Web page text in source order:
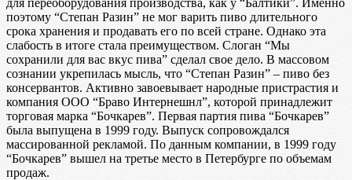
поэтому “Степан Разин” не мог варить пиво длительного
срока хранения и продавать его по всей стране. Однако эта
слабость в итоге стала преимуществом. Слоган “Мы
сохранили для вас вкус пива” сделал свое дело. В массовом
сознании укрепилась мысль, что “Степан Разин” – пиво без
консервантов. Активно завоевывает народные пристрастия и
компания ООО “Браво Интернешнл”, которой принадлежит
торговая марка “Бочкарев”. Первая партия пива “Бочкарев”
была выпущена в 1999 году. Выпуск сопровождался
массированной рекламой. По данным компании, в 1999 году
“Бочкарев” вышел на третье место в Петербурге по объемам
продаж.